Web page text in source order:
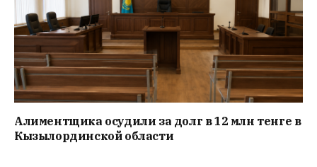
Алиментщика осудили за долг в 12 млн тенге в
Кызылординской области